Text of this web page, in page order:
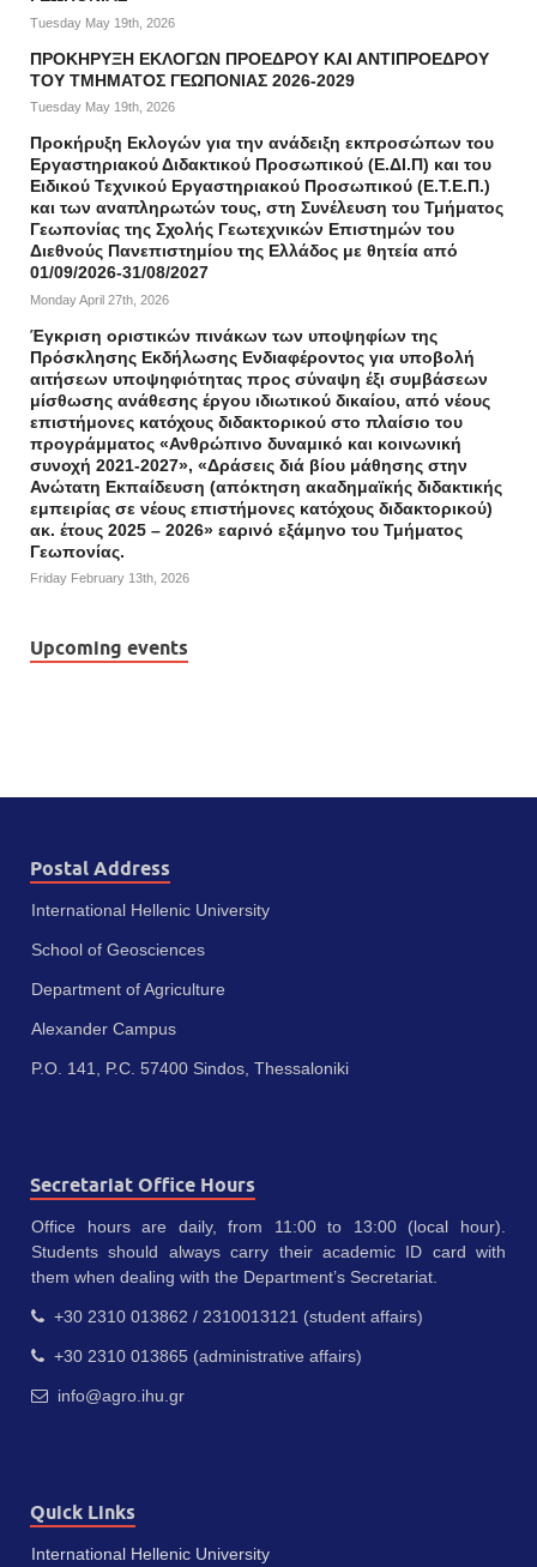
Tuesday May 19th, 2026
ΠΡΟΚΗΡΥΞΗ ΕΚΛΟΓΩΝ ΠΡΟΕΔΡΟΥ ΚΑΙ ΑΝΤΙΠΡΟΕΔΡΟΥ
ΤΟΥ ΤΜΗΜΑΤΟΣ ΓΕΩΠΟΝΙΑΣ 2026-2029
Tuesday May 19th, 2026
Προκήρυξη Εκλογών για την ανάδειξη εκπροσώπων του
Εργαστηριακού Διδακτικού Προσωπικού (Ε.ΔΙ.Π) και του
Ειδικού Τεχνικού Εργαστηριακού Προσωπικού (Ε.Τ.Ε.Π.)
και των αναπληρωτών τους, στη Συνέλευση του Τμήματος
Γεωπονίας της Σχολής Γεωτεχνικών Επιστημών του
Διεθνούς Πανεπιστημίου της Ελλάδος με θητεία από
01/09/2026-31/08/2027
Monday April 27th, 2026
Έγκριση οριστικών πινάκων των υποψηφίων της
Πρόσκλησης Εκδήλωσης Ενδιαφέροντος για υποβολή
αιτήσεων υποψηφιότητας προς σύναψη έξι συμβάσεων
μίσθωσης ανάθεσης έργου ιδιωτικού δικαίου, από νέους
επιστήμονες κατόχους διδακτορικού στο πλαίσιο του
προγράμματος «Ανθρώπινο δυναμικό και κοινωνική
συνοχή 2021-2027», «Δράσεις διά βίου μάθησης στην
Ανώτατη Εκπαίδευση (απόκτηση ακαδημαϊκής διδακτικής
εμπειρίας σε νέους επιστήμονες κατόχους διδακτορικού)
ακ. έτους 2025 – 2026» εαρινό εξάμηνο του Τμήματος
Γεωπονίας.
Friday February 13th, 2026
Upcoming events
Postal Address
International Hellenic University
School of Geosciences
Department of Agriculture
Alexander Campus
P.O. 141, P.C. 57400 Sindos, Thessaloniki
Secretariat Office Hours
Office hours are daily, from 11:00 to 13:00 (local hour).
Students should always carry their academic ID card with
them when dealing with the Department’s Secretariat.
+30 2310 013862 / 2310013121 (student affairs)
+30 2310 013865 (administrative affairs)
info@agro.ihu.gr
Quick Links
International Hellenic University